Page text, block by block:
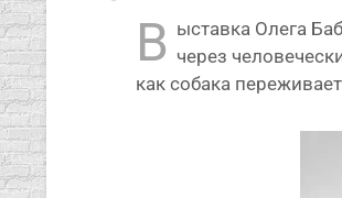
В ыстав­ка Олега
через
как соба­ка